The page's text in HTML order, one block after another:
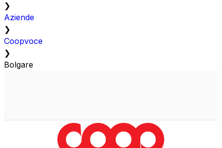
❯
Aziende
❯
Coopvoce
❯
Bolgare